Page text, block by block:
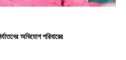
অভিযোগ পরিবারের